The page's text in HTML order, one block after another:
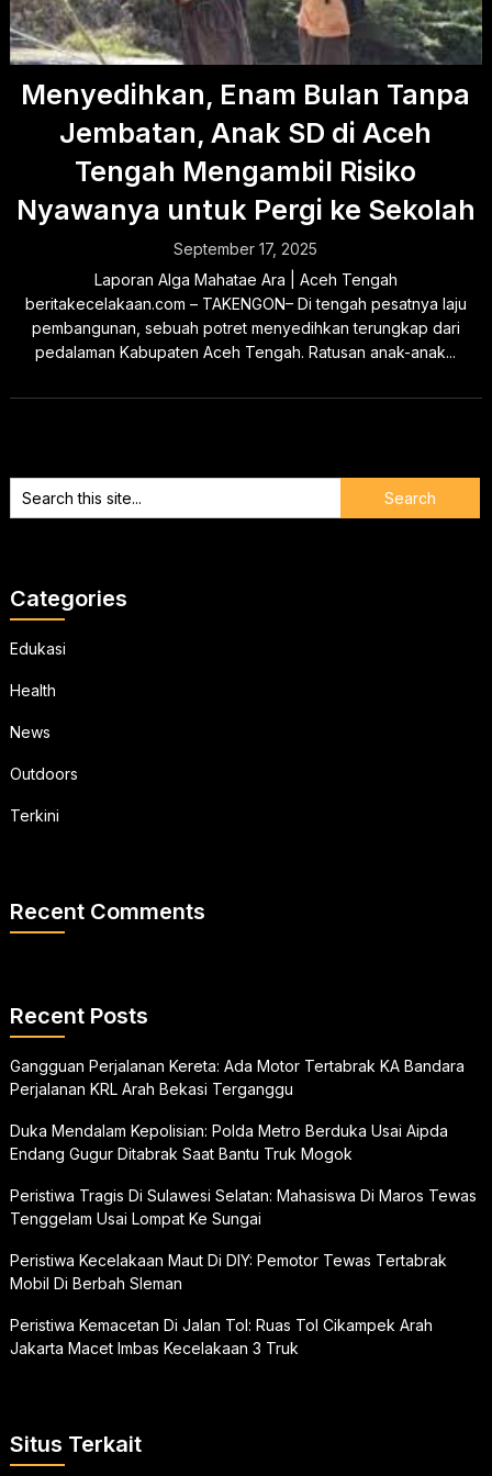
Menyedihkan, Enam Bulan Tanpa
Jembatan, Anak SD di Aceh
Tengah Mengambil Risiko
Nyawanya untuk Pergi ke Sekolah
September 17, 2025
Laporan Alga Mahatae Ara | Aceh Tengah
beritakecelakaan.com – TAKENGON– Di tengah pesatnya laju
pembangunan, sebuah potret menyedihkan terungkap dari
pedalaman Kabupaten Aceh Tengah. Ratusan anak-anak...
Categories
Edukasi
Health
News
Outdoors
Terkini
Recent Comments
Recent Posts
Gangguan Perjalanan Kereta: Ada Motor Tertabrak KA Bandara
Perjalanan KRL Arah Bekasi Terganggu
Duka Mendalam Kepolisian: Polda Metro Berduka Usai Aipda
Endang Gugur Ditabrak Saat Bantu Truk Mogok
Peristiwa Tragis Di Sulawesi Selatan: Mahasiswa Di Maros Tewas
Tenggelam Usai Lompat Ke Sungai
Peristiwa Kecelakaan Maut Di DIY: Pemotor Tewas Tertabrak
Mobil Di Berbah Sleman
Peristiwa Kemacetan Di Jalan Tol: Ruas Tol Cikampek Arah
Jakarta Macet Imbas Kecelakaan 3 Truk
Situs Terkait